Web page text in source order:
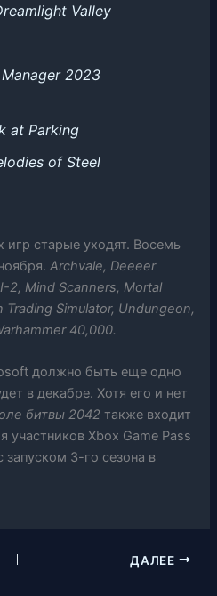
Valley
2023
at Parking
of Steel
старые уходят. Восемь
Archvale, Deeeer
2, Mind Scanners, Mortal
Trading Simulator, Undungeon,
40,000.
должно быть еще одно
в декабре. Хотя его и нет
битвы 2042 также входит
участников Xbox Game Pass
запуском 3-го сезона в
ДАЛЕЕ